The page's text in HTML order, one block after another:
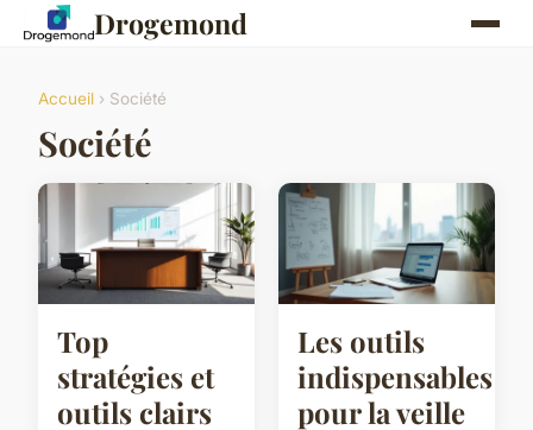
Drogemond
Accueil › Société
Société
Top
stratégies et
outils clairs
Les outils
indispensables
pour la veille